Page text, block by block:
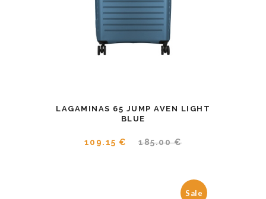
LAGAMINAS 65 JUMP AVEN LIGHT
BLUE
109.15 € 185.00 €
Sale